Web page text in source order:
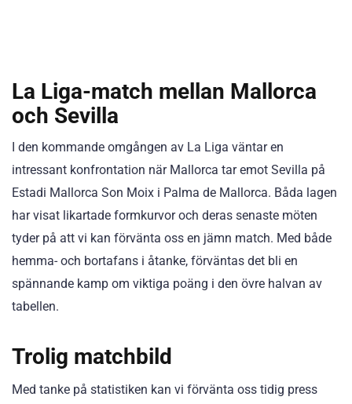
La Liga-match mellan Mallorca
och Sevilla
I den kommande omgången av La Liga väntar en
intressant konfrontation när Mallorca tar emot Sevilla på
Estadi Mallorca Son Moix i Palma de Mallorca. Båda lagen
har visat likartade formkurvor och deras senaste möten
tyder på att vi kan förvänta oss en jämn match. Med både
hemma- och bortafans i åtanke, förväntas det bli en
spännande kamp om viktiga poäng i den övre halvan av
tabellen.
Trolig matchbild
Med tanke på statistiken kan vi förvänta oss tidig press